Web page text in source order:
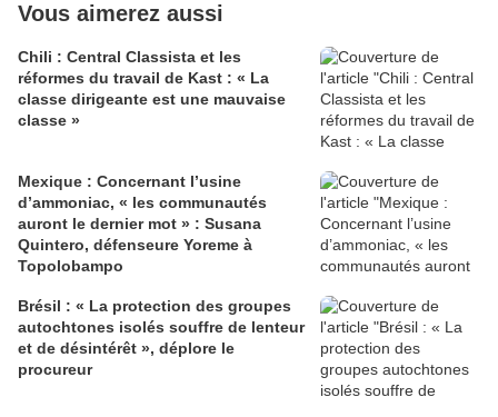
Vous aimerez aussi
Chili : Central Classista et les
réformes du travail de Kast : « La
classe dirigeante est une mauvaise
classe »
Mexique : Concernant l’usine
d’ammoniac, « les communautés
auront le dernier mot » : Susana
Quintero, défenseure Yoreme à
Topolobampo
Brésil : « La protection des groupes
autochtones isolés souffre de lenteur
et de désintérêt », déplore le
procureur